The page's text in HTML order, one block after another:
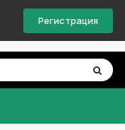
Регистрация